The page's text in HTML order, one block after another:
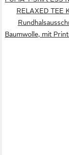
RELAXED TEE
Baumwolle, mit